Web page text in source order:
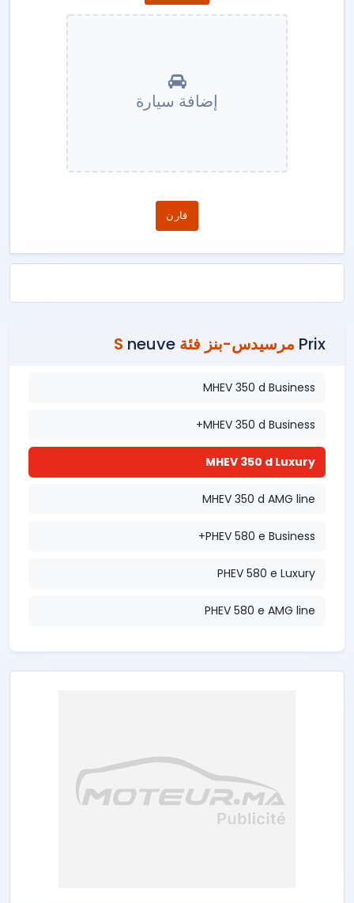
إضافة سيارة
قارن
Prix مرسيدس-بنز فئة S neuve
MHEV 350 d Business
MHEV 350 d Business+
MHEV 350 d Luxury
MHEV 350 d AMG line
PHEV 580 e Business+
PHEV 580 e Luxury
PHEV 580 e AMG line